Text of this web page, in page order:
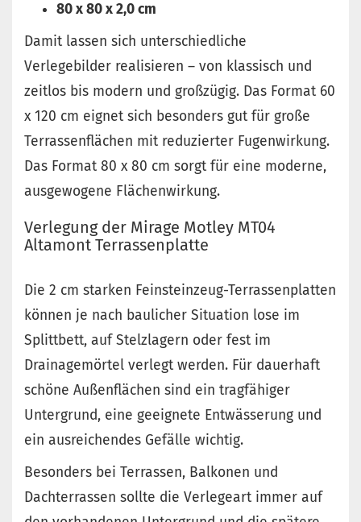
80 x 80 x 2,0 cm
Damit lassen sich unterschiedliche
Verlegebilder realisieren – von klassisch und
zeitlos bis modern und großzügig. Das Format 60
x 120 cm eignet sich besonders gut für große
Terrassenflächen mit reduzierter Fugenwirkung.
Das Format 80 x 80 cm sorgt für eine moderne,
ausgewogene Flächenwirkung.
Verlegung der Mirage Motley MT04
Altamont Terrassenplatte
Die 2 cm starken Feinsteinzeug-Terrassenplatten
können je nach baulicher Situation lose im
Splittbett, auf Stelzlagern oder fest im
Drainagemörtel verlegt werden. Für dauerhaft
schöne Außenflächen sind ein tragfähiger
Untergrund, eine geeignete Entwässerung und
ein ausreichendes Gefälle wichtig.
Besonders bei Terrassen, Balkonen und
Dachterrassen sollte die Verlegeart immer auf